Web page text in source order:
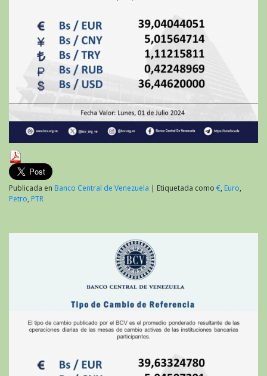
Publicada en Banco Central de Venezuela | Etiquetada como €, Euro,
Petro, PTR